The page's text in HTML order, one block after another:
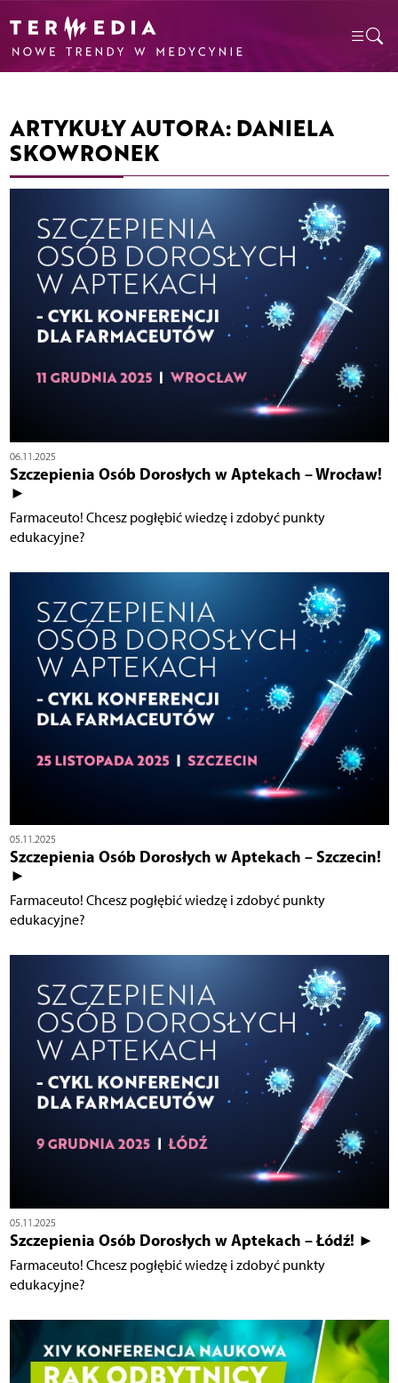
ARTYKUŁY AUTORA: DANIELA
SKOWRONEK
06.11.2025
Szczepienia Osób Dorosłych w Aptekach – Wrocław!
►
Farmaceuto! Chcesz pogłębić wiedzę i zdobyć punkty
edukacyjne?
05.11.2025
Szczepienia Osób Dorosłych w Aptekach – Szczecin!
►
Farmaceuto! Chcesz pogłębić wiedzę i zdobyć punkty
edukacyjne?
05.11.2025
Szczepienia Osób Dorosłych w Aptekach – Łódź! ►
Farmaceuto! Chcesz pogłębić wiedzę i zdobyć punkty
edukacyjne?